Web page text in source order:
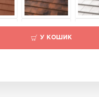
У КОШИК